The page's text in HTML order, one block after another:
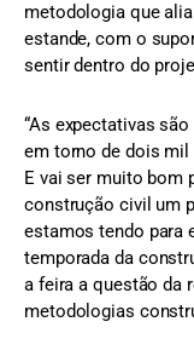
metodologia que
estande, com o
sentir dentro do
“As expectativas
em torno de dois
E vai ser muito bom
construção civil um
estamos tendo para
temporada da
a feira a questão da
metodologias